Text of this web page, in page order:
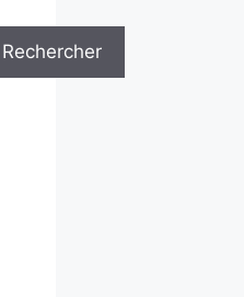
Rechercher